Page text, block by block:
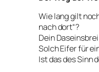
Wie lang gilt
nach dort“?
Dein
Solch Eifer für
Ist das des Sinn